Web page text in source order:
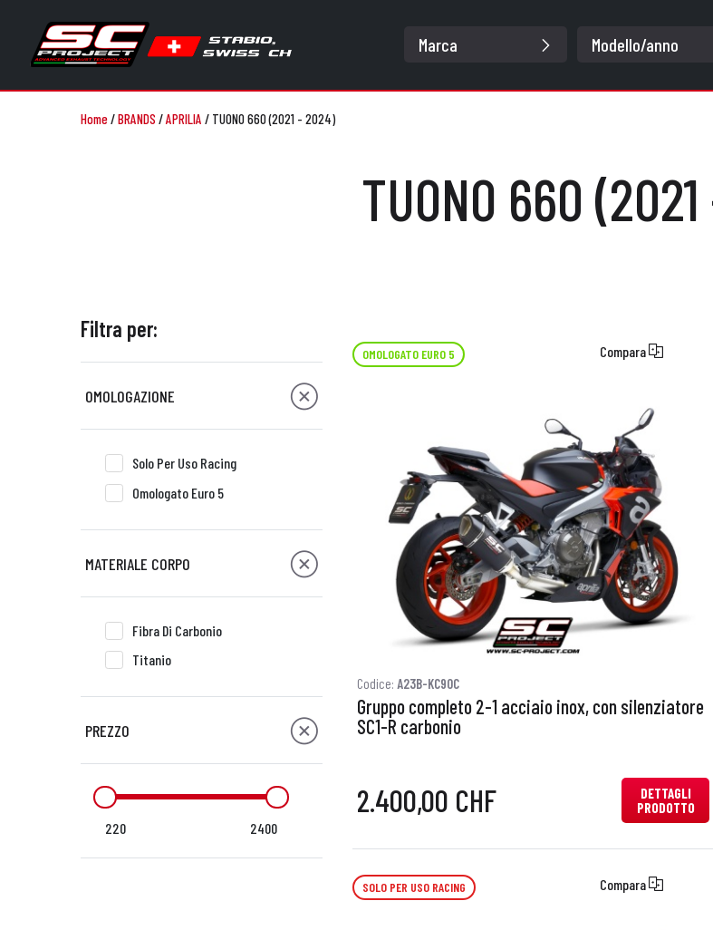
Home/BRANDS /APRILIA / TUONO 660 (2021 - 2024)
TUONO 660
Filtra per:
OMOLOGAZIONE
Solo Per Uso Racing
Omologato Euro 5
MATERIALE CORPO
Fibra Di Carbonio
Titanio
PREZZO
220 2400
OMOLOGATO EURO 5 Compara
Codice: A23B-KC90C
Gruppo completo 2-1 acciaio inox, con silenziatore
SC1-R carbonio
2.400,00 CHF
DETTAGLI
PRODOTTO
SOLO PER USO RACING Compara